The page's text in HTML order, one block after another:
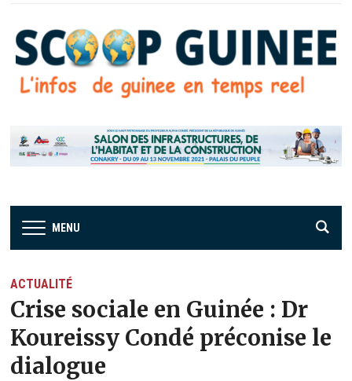
MENU
ACTUALITÉ
Crise sociale en Guinée : Dr
Koureissy Condé préconise le
dialogue